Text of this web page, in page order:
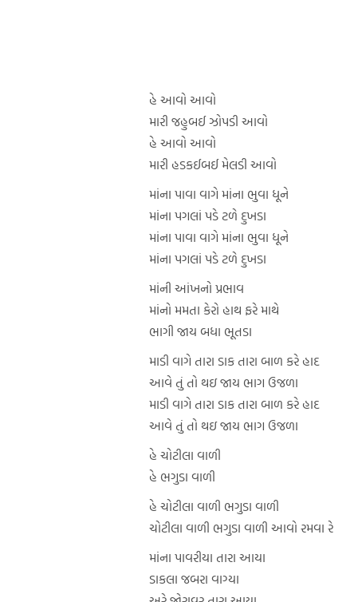
હે આવો આવો
મારી જહુબઈ ઝોપડી આવો
હે આવો આવો
મારી હડકઈબઈ મેલડી આવો
માંના પાવા વાગે માંના ભુવા ધૂને
માંના પગલાં પડે ટળે દુખડા
માંના પાવા વાગે માંના ભુવા ધૂને
માંના પગલાં પડે ટળે દુખડા
માંની આંખનો પ્રભાવ
માંનો મમતા કેરો હાથ ફરે માથે
ભાગી જાય બધા ભૂતડા
માડી વાગે તારા ડાક તારા બાળ કરે હાદ
આવે તું તો થઇ જાય ભાગ ઉજળા
માડી વાગે તારા ડાક તારા બાળ કરે હાદ
આવે તું તો થઇ જાય ભાગ ઉજળા
હે ચોટીલા વાળી
હે ભગુડા વાળી
હે ચોટીલા વાળી ભગુડા વાળી
ચોટીલા વાળી ભગુડા વાળી આવો રમવા રે
માંના પાવરીયા તારા આયા
ડાકલા જબરા વાગ્યા